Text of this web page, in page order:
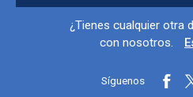
Información y
¿Tienes cualquier otra
con nosotros.
Síguenos